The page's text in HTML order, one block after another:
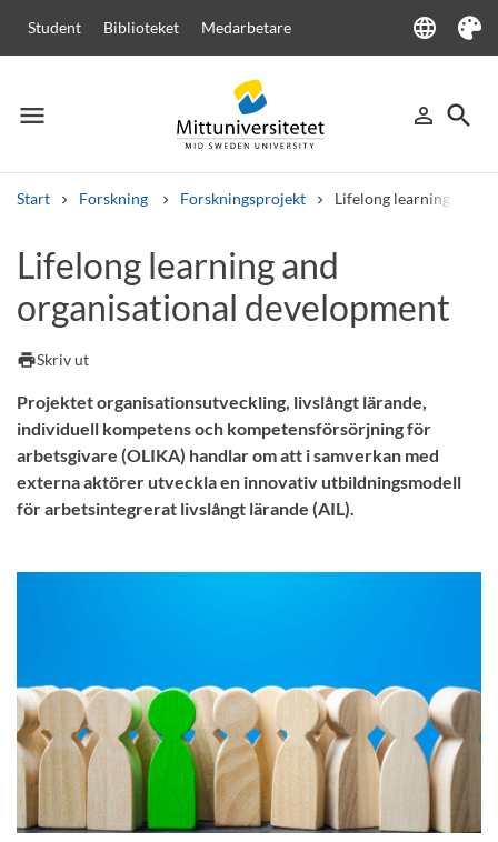
Student Biblioteket Medarbetare language
Language
Tema
menu
Meny person_outline
Logga in
search
Sök
Start Forskning Forskningsprojekt Lifelong learning and
Andra söktjänster
Kurser och programKursplanerVälkomstbrevPersonal
Lediga jobb
Lifelong learning and
organisational development
printSkriv ut
Projektet organisationsutveckling, livslångt lärande,
individuell kompetens och kompetensförsörjning för
arbetsgivare (OLIKA) handlar om att i samverkan med
externa aktörer utveckla en innovativ utbildningsmodell
för arbetsintegrerat livslångt lärande (AIL).